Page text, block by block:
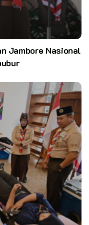
Panitia Kwarnas
2022 melalui alamat
Maret 2O22 melalui
Indonesia pada
Korea adalah
Jambore Dunia ke-
tenda);
Jambore Nasional